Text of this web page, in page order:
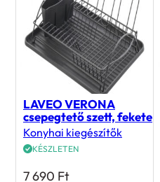
LAVEO VERONA
csepegtető szett, fekete
Konyhai kiegészítők
KÉSZLETEN
7 690 Ft